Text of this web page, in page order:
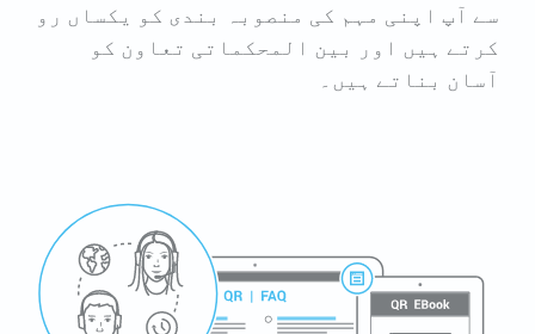
سے آپ اپنی مہم کی منصوبہ بندی کو یکساں رو
کرتے ہیں اور بین المحکماتی تعاون کو
آسان بناتے ہیں۔